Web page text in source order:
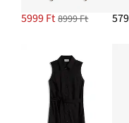
5999 Ft 8999 Ft